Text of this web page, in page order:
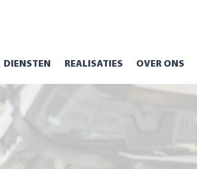
DIENSTEN REALISATIES OVER ONS